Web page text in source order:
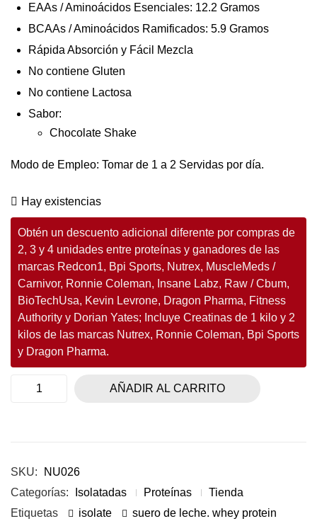
EAAs / Aminoácidos Esenciales: 12.2 Gramos
BCAAs / Aminoácidos Ramificados: 5.9 Gramos
Rápida Absorción y Fácil Mezcla
No contiene Gluten
No contiene Lactosa
Sabor:
Chocolate Shake
Modo de Empleo: Tomar de 1 a 2 Servidas por día.
Hay existencias
Obtén un descuento adicional diferente por compras de
2, 3 y 4 unidades entre proteínas y ganadores de las
marcas Redcon1, Bpi Sports, Nutrex, MuscleMeds /
Carnivor, Ronnie Coleman, Insane Labz, Raw / Cbum,
BioTechUsa, Kevin Levrone, Dragon Pharma, Fitness
Authority y Dorian Yates; Incluye Creatinas de 1 kilo y 2
kilos de las marcas Nutrex, Ronnie Coleman, Bpi Sports
y Dragon Pharma.
AÑADIR AL CARRITO
SKU:
NU026
Categorías:
Isolatadas Proteínas
Tienda
Etiquetas
isolate
suero de leche. whey protein